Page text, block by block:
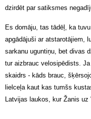
dzirdēt par satiksmes
Es domāju, tas tādēļ, ka
apgādājuši ar atstarotājiem,
sarkanu uguntiņu, bet divas
tur aizbrauc velosipēdists.
skaidrs - kāds brauc,
lielceļa kaut kas tumšs
Latvijas laukos, kur Žanis